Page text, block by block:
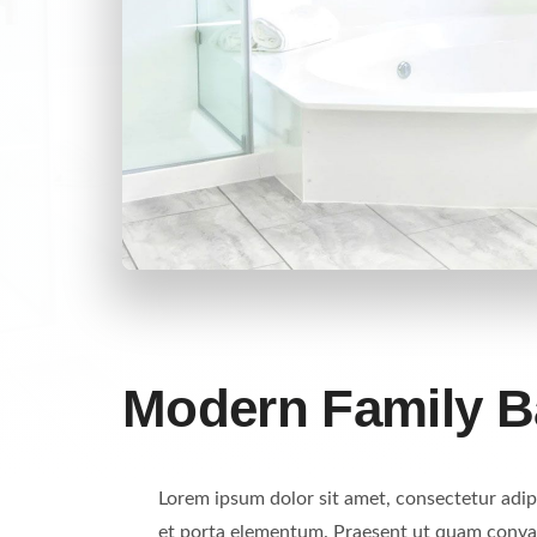
Modern Family
Lorem ipsum dolor sit amet, consectetur
et porta elementum. Praesent ut quam
Curabitur ac vestibulum mi, sed
eget metus vitae, placerat volutpat magna.